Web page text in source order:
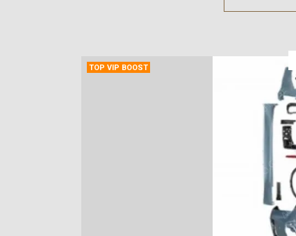
TOP VIP BOOST